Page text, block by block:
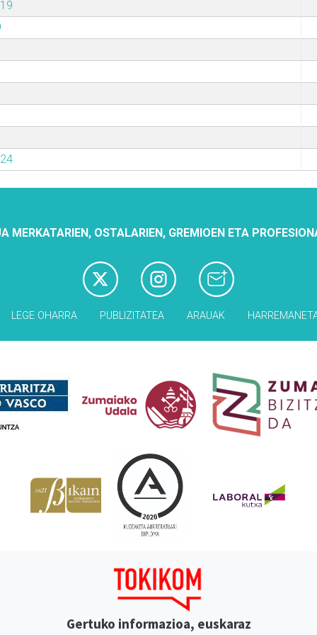
MERKATARIEN, OSTALARIEN, GREMIOEN ETA
LEGE OHARRA PUBLIZITATEA ARAUAK
Gertuko informazioa, euskaraz